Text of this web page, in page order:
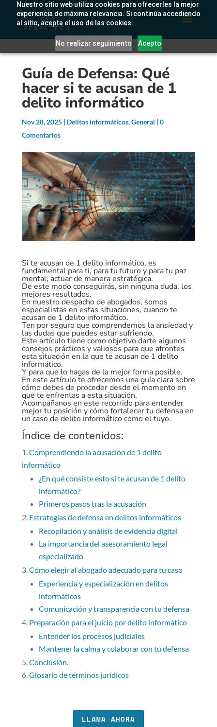
Nuestro sitio web utiliza cookies para ofrecerles la mejor
experiencia de máxima relevancia. Si continúa accediendo
al sitio, acepta el uso de las cookies.
No realizar seguimiento Acepto
Guía de Defensa: Qué
hacer si te acusan de 1
delito informático
Nov 28, 2025| Delitos informáticos,General | 0
Comentarios
Si te acusan de 1 delito informático, es
fundamental para ti, para tu futuro y para tu paz
mental, actuar de manera estratégica.
De este modo conseguirás, sin ninguna duda, los
mejores resultados.
En nuestro despacho de abogados, somos
especialistas en estas situaciones, cuando te
acusan de 1 delito informático.
Ten por seguro que comprendemos la ansiedad y
las dudas que puedes estar sufriendo.
Este artículo tiene como objetivo darte algunos
consejos prácticos y valiosos para que afrontes
esta situación en la que te acusan de 1 delito
informático.
Y para que lo hagas de la mejor forma posible.
En este artículo te ofrecemos una guía clara sobre
cómo debes de proceder desde el momento en
que te enfrentas a esta situación.
Acompáñanos en este recorrido para entender
mejor tu posición y cómo fortalecer tu defensa en
un caso de delito informático como el tuyo.
Índice de contenidos:
Comprendiendo la acusación de 1 delito
informático
¿En qué consiste esto si te acusan de 1 delito
informático?
Primeros pasos tras la acusación
Estrategias de defensa en delitos informáticos
Recopilación y análisis de evidencia digital
La importancia del asesoramiento legal
especializado
Cómo elegir al abogado adecuado para tu caso
Experiencia y especialización en delitos
informáticos
Comunicación y transparencia con tu defensa
Preparación para el juicio por delito informático
Entender los procesos judiciales
Mantener la calma y colaborar con tu defensa
Conclusión.
Glosario de términos jurídicos
LLAMA AHORA